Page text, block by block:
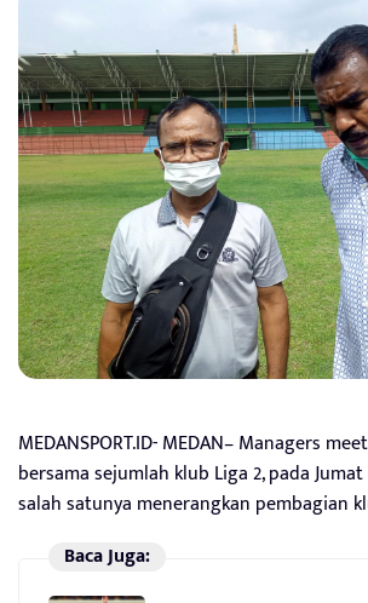
MEDANSPORT.ID- MEDAN– Managers
bersama sejumlah klub Liga 2, pada
salah satunya menerangkan pembagian
Baca Juga: